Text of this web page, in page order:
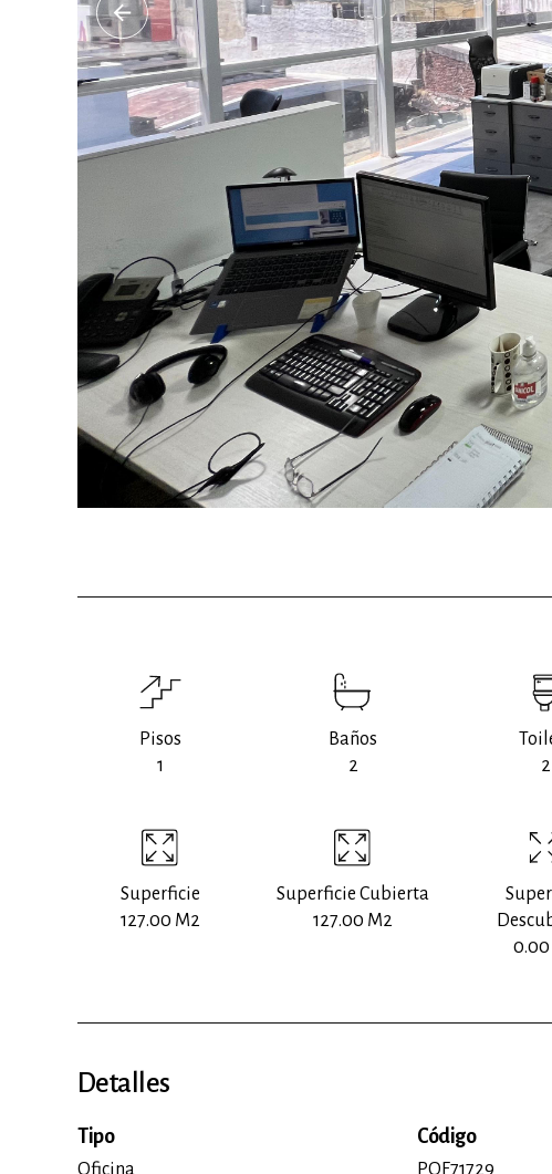
Previous
Pisos
1
Baños
2
2
Superficie
127.00 M2
Superficie Cubierta
127.00 M2
0.00
Detalles
Tipo
Oficina
Código
POF71729